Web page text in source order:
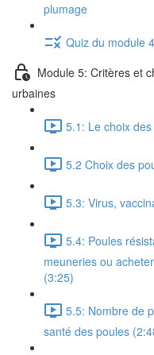
plumage
Quiz du module
Module 5: Critères et
urbaines
5.1: Le choix
5.2 Choix des
5.3: Virus,
5.4: Poules
meuneries ou
(3:25)
5.5: Nombre de
santé des poules